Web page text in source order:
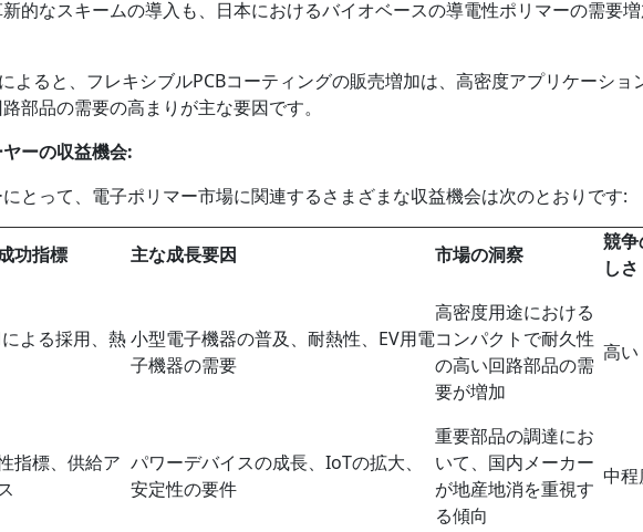
的なスキームの導入も、日本におけるバイオベースの導電性ポリマーの需要
よると、フレキシブルPCBコーティングの販売増加は、高密度アプリケーショ
部品の需要の高まりが主な要因です。
ーの収益機会:
とって、電子ポリマー市場に関連するさまざまな収益機会は次のとおりです:
功指標 主な成長要因 市場の洞察
競
しさ
よる採用、熱小型電子機器の普及、耐熱性、EV用電
子機器の需要
高密度用途における
コンパクトで耐久性
の高い回路部品の需
要が増加
高い
指標、供給ア パワーデバイスの成長、IoTの拡大、
安定性の要件
重要部品の調達にお
いて、国内メーカー
が地産地消を重視す
る傾向
中程